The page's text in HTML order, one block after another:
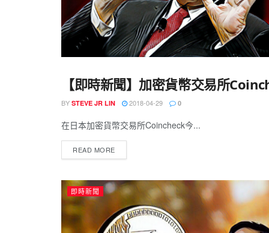
交易所
【即時新聞】加密貨幣交易所
BY STEVE JR LIN 2018-04-29 0
在日本加密貨幣交易所Coincheck今...
READ MORE
即時新聞